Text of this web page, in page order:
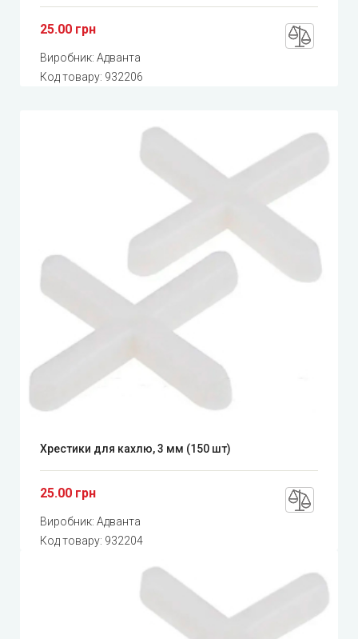
25.00 грн
Виробник: Адванта
Код товару: 932206
Хрестики для кахлю, 3 мм (150 шт)
25.00 грн
Виробник: Адванта
Код товару: 932204